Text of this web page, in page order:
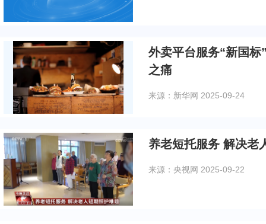
外卖平台服务“新国
之痛
来源：新华网 2025-09-24
养老短托服务 解决老
来源：央视网 2025-09-22